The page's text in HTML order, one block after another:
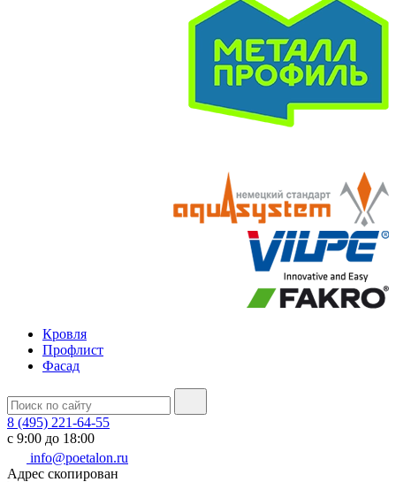
Кровля
Профлист
Фасад
8 (495) 221-64-55
с 9:00 до 18:00
info@poetalon.ru
Адрес скопирован